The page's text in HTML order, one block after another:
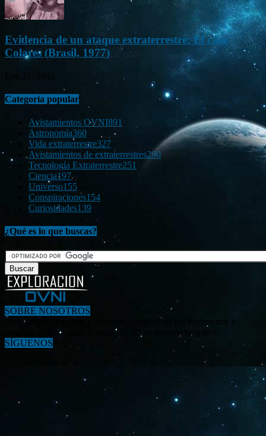
Evidencia de un ataque extraterrestre: El caso
Colares (Brasil, 1977)
Ene 21, 2012
Categoría popular
Avistamientos OVNI891
Astronomía360
Vida extraterrestre327
Avistamientos de extraterrestres290
Tecnología Extraterrestre251
Ciencia197
Universo155
Conspiraciones154
Curiosidades139
¿Qué es lo que buscas?
SOBRE NOSOTROS
«Investigar, descubrir y difundir la verdad de los fenómenos y
enigmas relacionados al tema OVNI en nuestro mundo.»
SÍGUENOS